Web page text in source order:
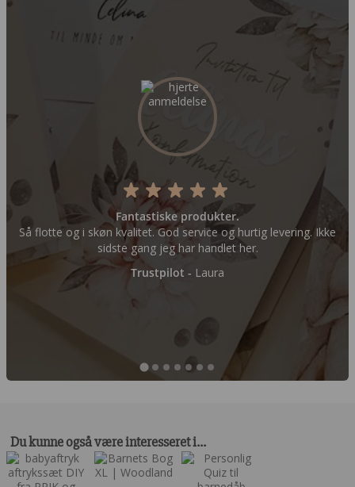
Fantastiske produkter.
Så flotte og i skøn kvalitet. God service og hurtig levering. Ikke
sidste gang jeg har handlet her.
Trustpilot - Laura
Du kunne også være interesseret i…